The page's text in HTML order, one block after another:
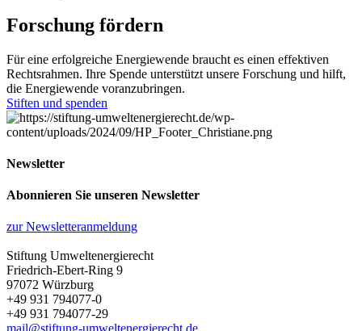
Forschung fördern
Für eine erfolgreiche Energiewende braucht es einen effektiven
Rechtsrahmen. Ihre Spende unterstützt unsere Forschung und hilft,
die Energiewende voranzubringen.
Stiften und spenden
Newsletter
Abonnieren Sie unseren Newsletter
zur Newsletteranmeldung
Stiftung Umweltenergierecht
Friedrich-Ebert-Ring 9
97072 Würzburg
+49 931 794077-0
+49 931 794077-29